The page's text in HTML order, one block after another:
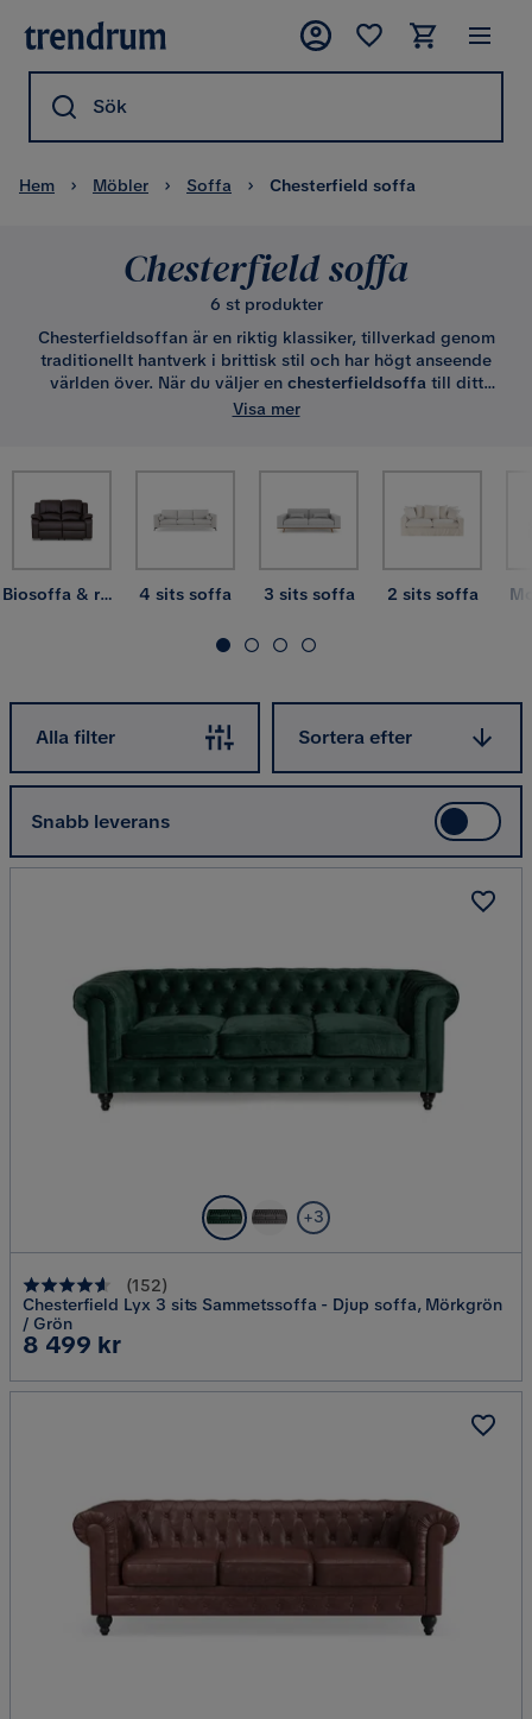
Sök
Hem Möbler Soffa Chesterfield soffa
Chesterfield soffa
6 st produkter
Chesterfieldsoffan är en riktig klassiker, tillverkad genom
traditionellt hantverk i brittisk stil och har högt anseende
världen över. När du väljer en chesterfieldsoffatill ditt
hem, så väljer du inte bara kvalité utan även tyngd, stil och
trygg i att stilen inte lär gå i graven de närmsta kommande
Visa mer
Biosoffa & reclinersoffa 4 sits soffa 3 sits soffa 2 sits soffa
Alla filter
Sortera efter
Snabb leverans
+3
(152)
Chesterfield Lyx 3 sits Sammetssoffa - Djup soffa, Mörkgrön
/ Grön
Pris
8 499 kr